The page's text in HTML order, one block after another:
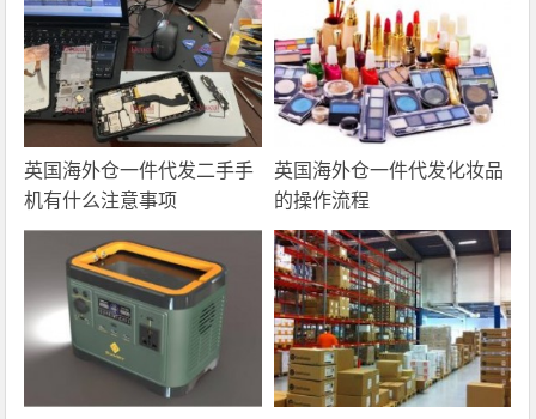
英国海外仓一件代发二手手
机有什么注意事项
英国海外仓一件代发化妆品
的操作流程